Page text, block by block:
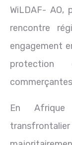
WiLDAF-
rencontre
engagement
En
transfrontalier